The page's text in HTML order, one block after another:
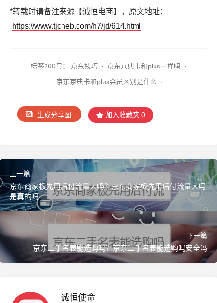
*转载时请备注来源【诚恒电商】，原文地址：
https://www.tjcheb.com/h7/jd/614.html
标签260号： 京东技巧 · 京东京典卡和plus一样吗 ·
京东京典卡和plus会员区别是什么
·
生成分享图 加入收藏夹 0
上一篇
京东商家板先用后付流量大吗？京东商家板先用后付流量大吗
是真的吗
下一篇
京东二手名表能选购吗？京东二手名表能选购吗安全吗
诚恒使命